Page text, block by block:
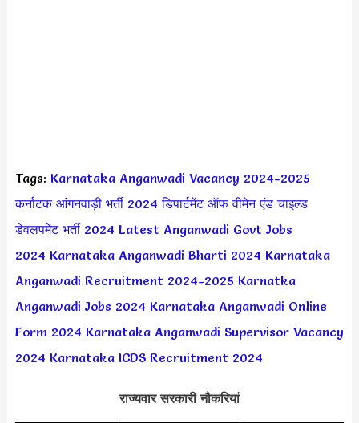
Tags: Karnataka Anganwadi Vacancy 2024-2025
कर्नाटक आंगनवाड़ी भर्ती 2024 डिपार्टमेंट ऑफ वीमेन एंड चाइल्ड
डेवलपमेंट भर्ती 2024 Latest Anganwadi Govt Jobs
2024 Karnataka Anganwadi Bharti 2024 Karnataka
Anganwadi Recruitment 2024-2025 Karnatka
Anganwadi Jobs 2024 Karnataka Anganwadi Online
Form 2024 Karnataka Anganwadi Supervisor Vacancy
2024 Karnataka ICDS Recruitment 2024
राज्यवार सरकारी नौकरियां